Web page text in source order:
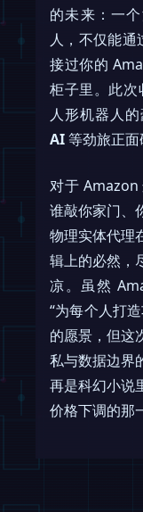
的未来：一
人，不仅能
接过你的
柜子里。此
人形机器人
AI等劲旅正面
对于 Amazon
谁敲你家门、
物理实体代理
辑上的必然，
凉。虽然
“为每个人打
的愿景，但这
私与数据边界
再是科幻小说
价格下调的那